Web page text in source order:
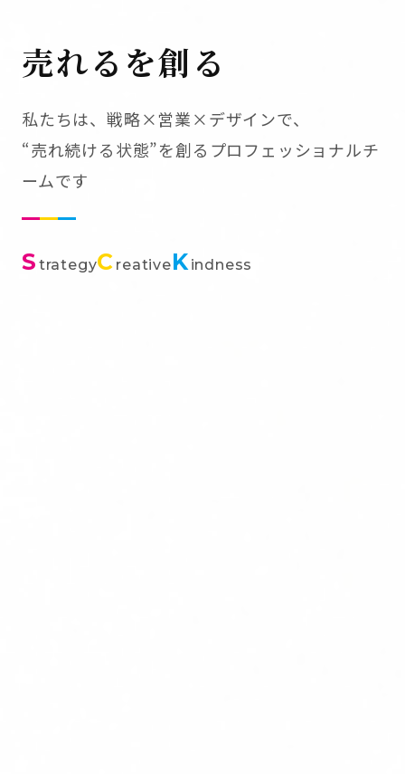
売れるを創る
私たちは、戦略×営業×デザインで、
“売れ続ける状態”を創るプロフェッショナルチ
ームです
S trategyC reativeKindness